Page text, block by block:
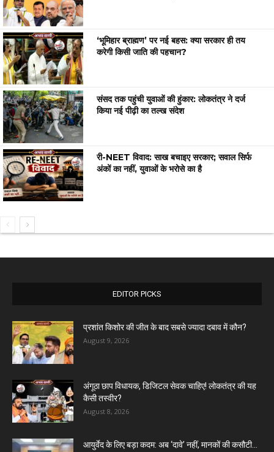
‘भूमिहार ब्राह्मण’ पर नई बहस: क्या सरकार ही तय
करेगी किसी जाति की पहचान?
संसद तक पहुंची युवाओं की हुंकार: लोकतंत्र ने दर्ज
किया नई पीढ़ी का तल्ख संदेश
री-NEET विवाद: साख बचाइए सरकार; सवाल सिर्फ
अंकों का नहीं, युवाओं के भरोसे का है
EDITOR PICKS
प्रशांत किशोर की जीत के बाद सबसे ज्यादा दबाव में कौन?
August 9, 2026
अंगूठा छाप विधायक, डिजिटल सेवक चाहिए! लोकतंत्र की यह
कैसी तस्वीर?
August 8, 2026
आयुर्वेद के लिए बड़ा कदम: अब ‘दावे’ नहीं, मानकों की कसौटी...